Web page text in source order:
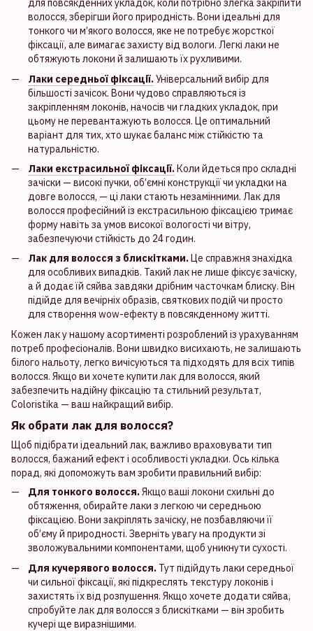
для повсякденних укладок, коли потрібно злегка закріпити
волосся, зберігши його природність. Вони ідеальні для
тонкого чи м’якого волосся, яке не потребує жорсткої
фіксації, але вимагає захисту від вологи. Легкі лаки не
обтяжують локони й залишають їх рухливими.
Лаки середньої фіксації.Універсальний вибір для
більшості зачісок. Вони чудово справляються із
закріпленням локонів, начосів чи гладких укладок, при
цьому не перевантажують волосся. Це оптимальний
варіант для тих, хто шукає баланс між стійкістю та
натуральністю.
Лаки екстрасильної фіксації.Коли йдеться про складні
зачіски — високі пучки, об’ємні конструкції чи укладки на
довге волосся, — ці лаки стають незамінними. Лак для
волосся професійний із екстрасильною фіксацією тримає
форму навіть за умов високої вологості чи вітру,
забезпечуючи стійкість до 24 годин.
Лак для волосся з блискітками.Це справжня знахідка
для особливих випадків. Такий лак не лише фіксує зачіску,
а й додає їй сяйва завдяки дрібним часточкам блиску. Він
підійде для вечірніх образів, святкових подій чи просто
для створення wow-ефекту в повсякденному житті.
Кожен лак у нашому асортименті розроблений із урахуванням
потреб професіоналів. Вони швидко висихають, не залишають
білого нальоту, легко вичісуються та підходять для всіх типів
волосся. Якщо ви хочете купити лак для волосся, який
забезпечить надійну фіксацію та стильний результат,
Coloristika — ваш найкращий вибір.
Як обрати лак для волосся?
Щоб підібрати ідеальний лак, важливо враховувати тип
волосся, бажаний ефект і особливості укладки. Ось кілька
порад, які допоможуть вам зробити правильний вибір:
Для тонкого волосся.Якщо ваші локони схильні до
обтяження, обирайте лаки з легкою чи середньою
фіксацією. Вони закріплять зачіску, не позбавляючи її
об’єму й природності. Зверніть увагу на продукти зі
зволожувальними компонентами, щоб уникнути сухості.
Для кучерявого волосся. Тут підійдуть лаки середньої
чи сильної фіксації, які підкреслять текстуру локонів і
захистять їх від розпушення. Якщо хочете додати сяйва,
спробуйте лак для волосся з блискітками — він зробить
кучері ще виразнішими.